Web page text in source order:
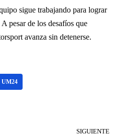
sigue trabajando para lograr
pesar de los desafíos que
avanza sin detenerse.
UM24
SIGUIENTE